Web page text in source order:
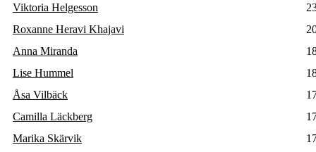
Viktoria Helgesson
Roxanne Heravi Khajavi
Anna Miranda
Lise Hummel
Åsa Vilbäck
Camilla Läckberg
Marika Skärvik